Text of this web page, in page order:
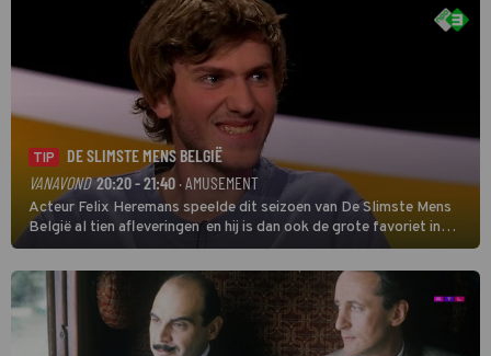
TIP
DE SLIMSTE MENS BELGIË
VANAVOND 20:20 - 21:40· AMUSEMENT
Acteur Felix Heremans speelde dit seizoen van De Slimste Mens
België al tien afleveringen en hij is dan ook de grote favoriet in
deze seizoensfinale. En er is Nederlandse inbreng, want komiek
Soundos El Ahmadi neemt plaats aan de jurytafel.